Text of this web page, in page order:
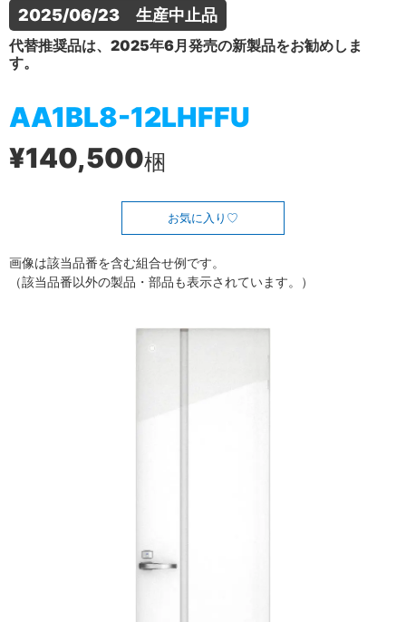
2025/06/23　生産中止品
代替推奨品は、2025年6月発売の新製品をお勧めしま
す。
AA1BL8-12LHFFU
¥140,500梱
お気に入り
画像は該当品番を含む組合せ例です。
（該当品番以外の製品・部品も表示されています。）